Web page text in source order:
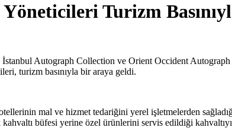
Turizm
Autograph Collection ve Orient Occident
turizm basınıyla bir araya geldi.
mal ve hizmet tedariğini yerel işletmelerden
kahvaltı büfesi yerine özel ürünlerini servis edildiği